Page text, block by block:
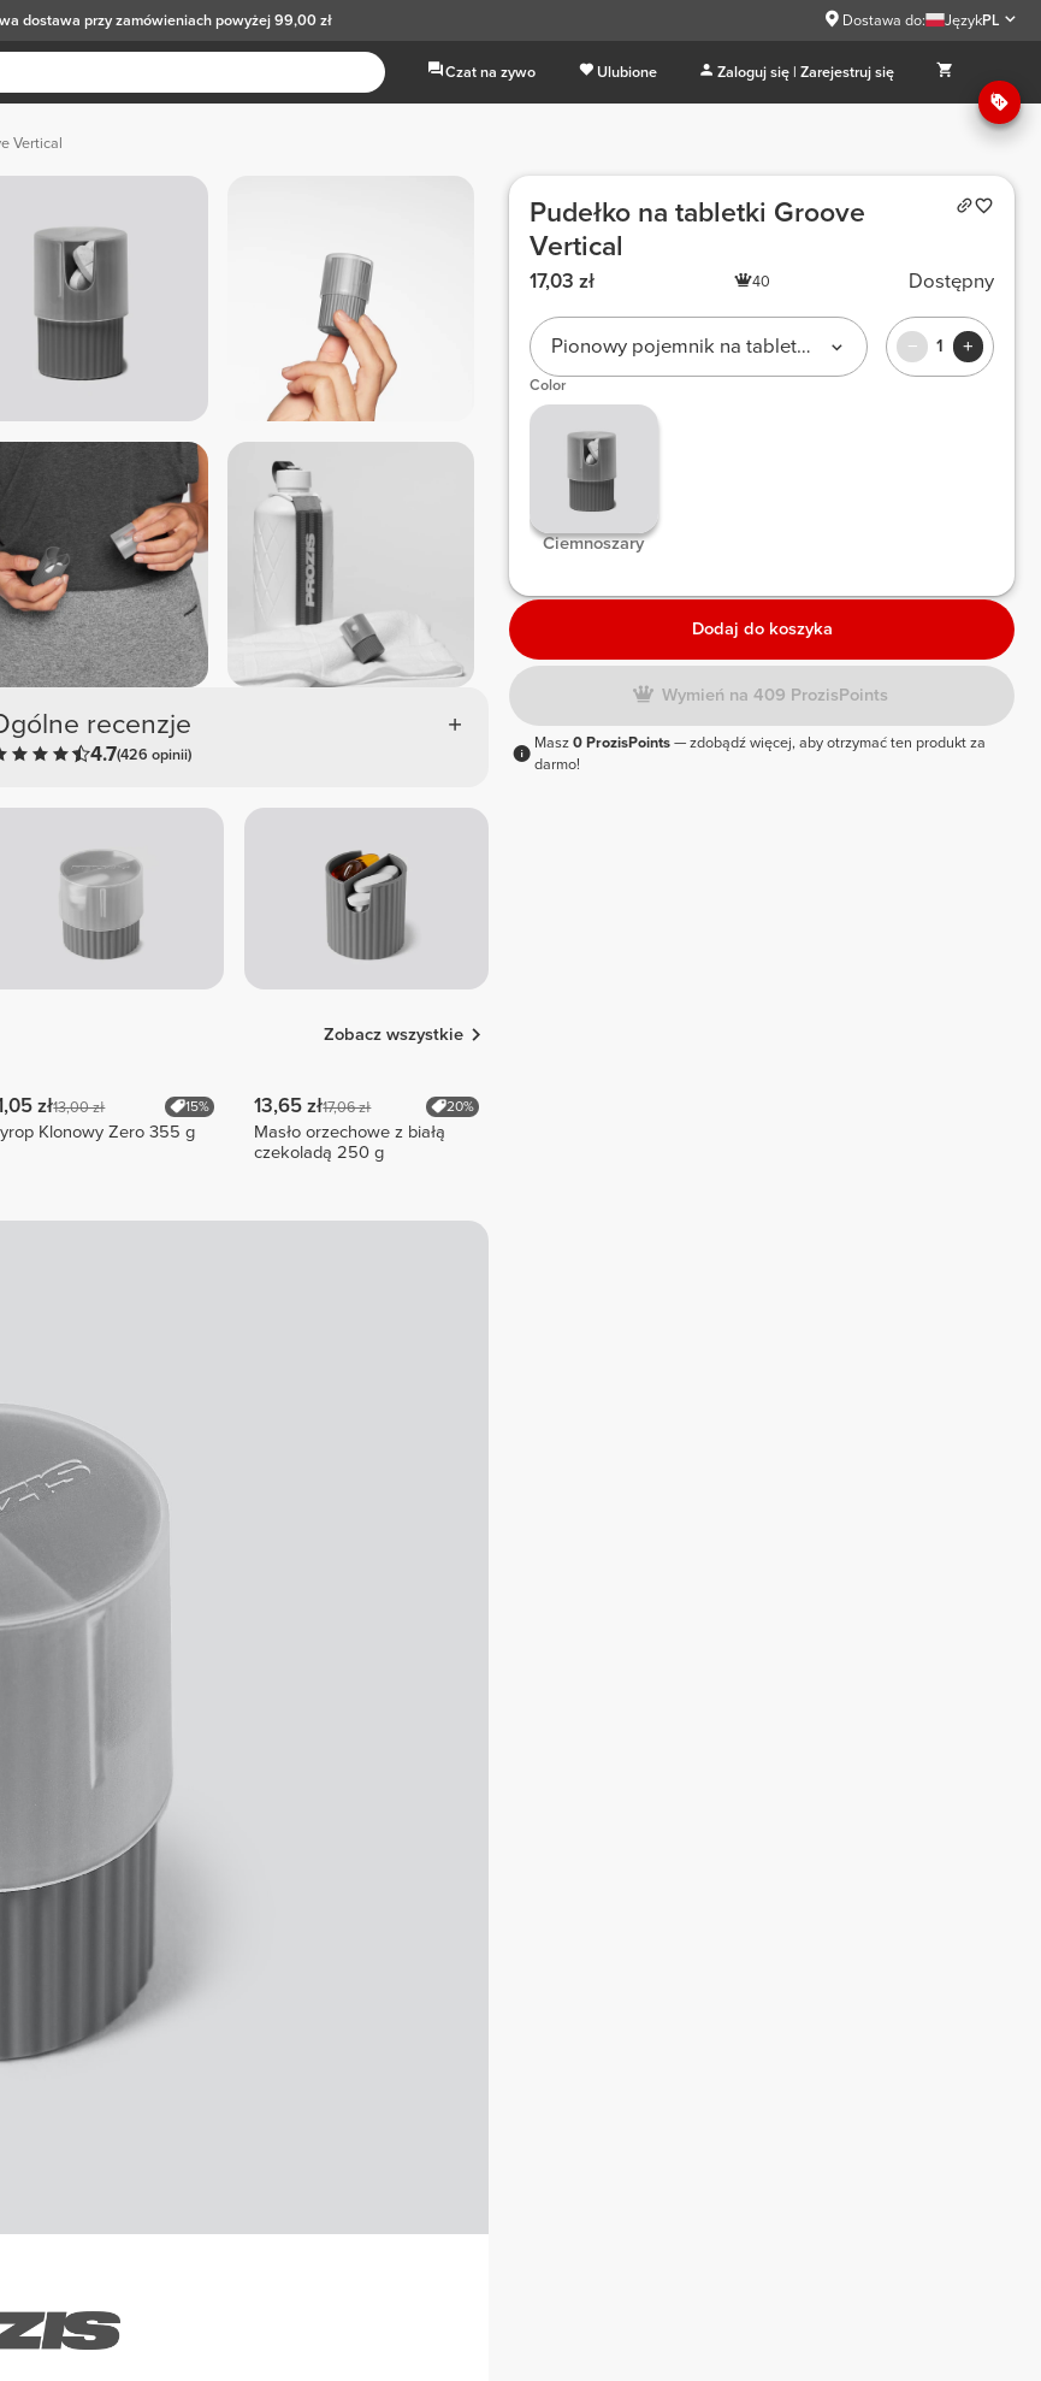
dostawa przy zamówieniach powyżej 99,00 zł Dostawa do: JęzykPL
Czat na zywo Ulubione Zaloguj się | Zarejestruj się
Vertical
recenzje
4.7(426 opinii)
Zobacz wszystkie
zł13,00 zł 15%
Klonowy Zero 355 g
13,65 zł17,06 zł 20%
Masło orzechowe z białą
czekoladą 250 g
Pudełko na tabletki Groove
Vertical
17,03 zł 40 Dostępny
Pionowy pojemnik na tabletki Groove 1
Color
Ciemnoszary
Dodaj do koszyka
Wymień na 409 ProzisPoints
Masz0 ProzisPoints— zdobądź więcej, aby otrzymać ten produkt za
darmo!